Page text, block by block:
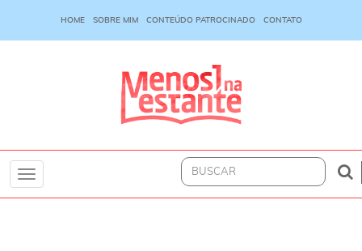
HOME SOBRE MIM CONTEÚDO PATROCINADO CONTATO
Toggle